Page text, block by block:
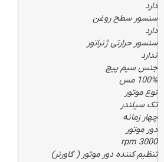
دارد
سنسور سطح روغن
دارد
سنسور حرارتی ژنراتور
ندارد
جنس سیم پیچ
100% مس
نوع موتور
تک سیلندر
چهار زمانه
دور موتور
3000 rpm
تنظیم کننده دور موتور ( گاورنر)